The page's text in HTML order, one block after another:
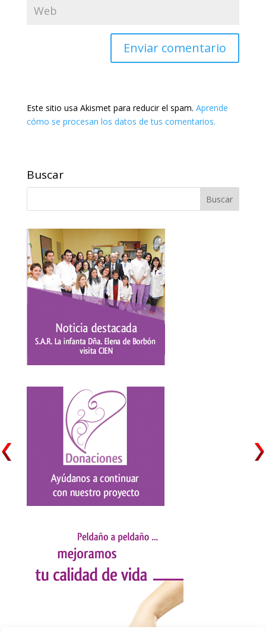
Este sitio usa Akismet para reducir el spam. Aprende
cómo se procesan los datos de tus comentarios.
Buscar